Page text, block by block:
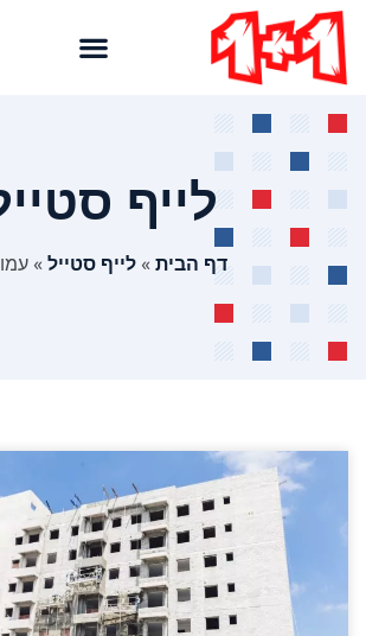
לייף סטייל
דף הבית» לייף סטייל» עמוד 2